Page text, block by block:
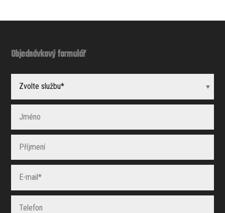
Objednávkový formulář